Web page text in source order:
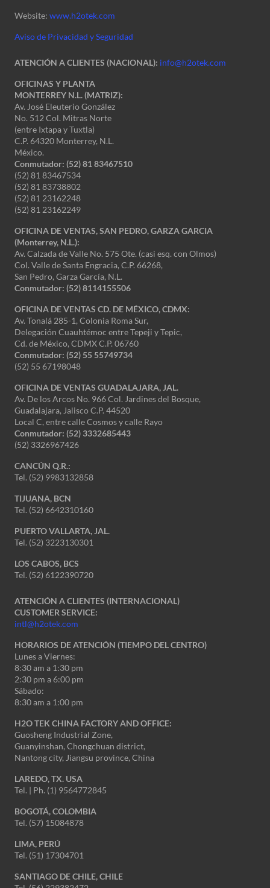
Website: www.h2otek.com
Aviso de Privacidad y Seguridad
ATENCIÓN A CLIENTES (NACIONAL): info@h2otek.com
OFICINAS Y PLANTA
MONTERREY N.L. (MATRIZ):
Av. José Eleuterio González
No. 512 Col. Mitras Norte
(entre Ixtapa y Tuxtla)
C.P. 64320 Monterrey, N.L.
México.
Conmutador: (52) 81 83467510
(52) 81 83467534
(52) 81 83738802
(52) 81 23162248
(52) 81 23162249
OFICINA DE VENTAS, SAN PEDRO, GARZA GARCIA
(Monterrey, N.L.):
Av. Calzada de Valle No. 575 Ote. (casi esq. con Olmos)
Col. Valle de Santa Engracia, C.P. 66268,
San Pedro, Garza García, N.L.
Conmutador: (52) 8114155506
OFICINA DE VENTAS CD. DE MÉXICO, CDMX:
Av. Tonalá 285-1, Colonia Roma Sur,
Delegación Cuauhtémoc entre Tepeji y Tepic,
Cd. de México, CDMX C.P. 06760
Conmutador: (52) 55 55749734
(52) 55 67198048
OFICINA DE VENTAS GUADALAJARA, JAL.
Av. De los Arcos No. 966 Col. Jardines del Bosque,
Guadalajara, Jalisco C.P. 44520
Local C, entre calle Cosmos y calle Rayo
Conmutador: (52) 3332685443
(52) 3326967426
CANCÚN Q.R.:
Tel. (52) 9983132858
TIJUANA, BCN
Tel. (52) 6642310160
PUERTO VALLARTA, JAL.
Tel. (52) 3223130301
LOS CABOS, BCS
Tel. (52) 6122390720
ATENCIÓN A CLIENTES (INTERNACIONAL)
CUSTOMER SERVICE:
intl@h2otek.com
HORARIOS DE ATENCIÓN (TIEMPO DEL CENTRO)
Lunes a Viernes:
8:30 am a 1:30 pm
2:30 pm a 6:00 pm
Sábado:
8:30 am a 1:00 pm
H2O TEK CHINA FACTORY AND OFFICE:
Guosheng Industrial Zone,
Guanyinshan, Chongchuan district,
Nantong city, Jiangsu province, China
LAREDO, TX. USA
Tel. | Ph. (1) 9564772845
BOGOTÁ, COLOMBIA
Tel. (57) 15084878
LIMA, PERÚ
Tel. (51) 17304701
SANTIAGO DE CHILE, CHILE